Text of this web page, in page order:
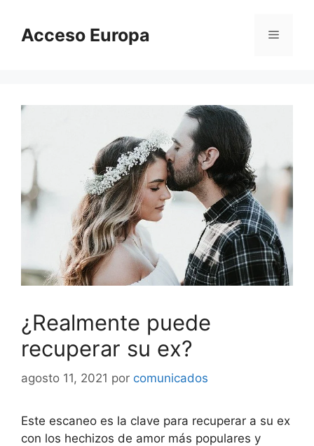
contenido
Acceso Europa Menú
¿Realmente puede
recuperar su ex?
agosto 11, 2021 por comunicados
Este escaneo es la clave para recuperar a su ex
con los hechizos de amor más populares y